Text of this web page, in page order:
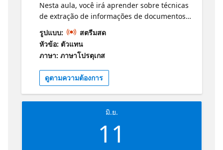
Nesta aula, você irá aprender sobre técnicas
de extração de informações de documentos
e Nesta aula, você irá aprender sobre a
importância da inteligência artificial
responsável, abordando questões éticas e
práticas recomendadas para o
desenvolvimento e implementação de IA.
Você entenderá como garantir que os
sistemas de IA sejam justos, transparentes e
seguros. Você se tornará uma profissional
consciente e responsável na área de IA.
Informações e Guia de Estudos para o
รูปแบบ:
สตรีมสด
หัวข้อ: ตัวแทน
ภาษา: ภาษาโปรตุเกส
ดูตามความต้องการ
มิ.ย.
11